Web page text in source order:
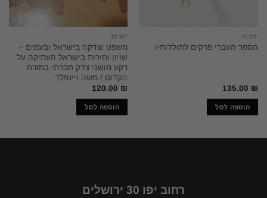
יהדות
הספר העברי פרקים לתולדותיו
135.00 ₪
הוספה לסל
יהדות
משפט וצדקה בישראל ובעמים –
שויון וחירות בישראל העתיקה על
רקע מושגי צדק חברתי במזרח
הקדום / משה ויינפלד
120.00 ₪
הוספה לסל
רחוב יפו 30 ירושלים